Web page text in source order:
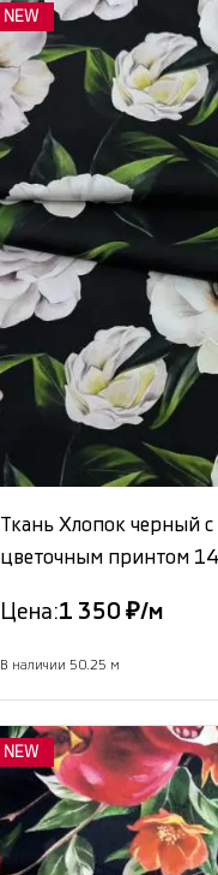
NEW
Ткань Хлопок черный
цветочным принтом
Цена:1 350 ₽/м
В наличии 50.25 м
NEW